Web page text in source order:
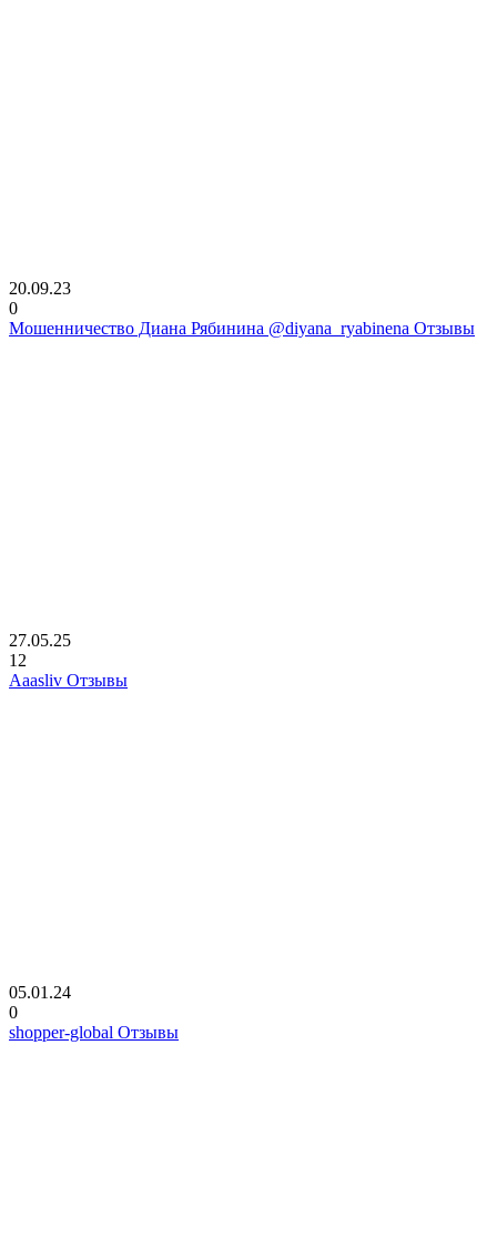
20.09.23
0
Мошенничество Диана Рябинина @diyana_ryabinena Отзывы
27.05.25
12
Aaasliv Отзывы
05.01.24
0
shopper-global Отзывы